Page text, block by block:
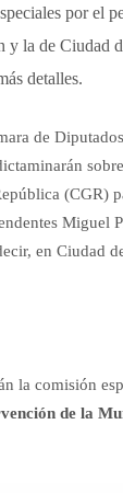
por el
la de Ciudad
detalles.
de
(CGR)
Miguel
en Ciudad
la comisión
de la